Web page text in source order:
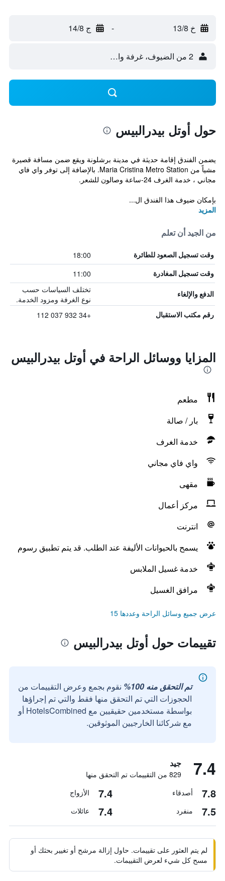
خ 13/8 - ج 14/8
2 من الضيوف، غرفة واحدة
حول أوتل بيدرالبيس
يضمن الفندق إقامة حديثة في مدينة برشلونة ويقع ضمن مسافة قصيرة
مشياً من Maria Cristina Metro Station. بالإضافة إلى توفر واي فاي
مجاني ، خدمة الغرف 24-ساعة وصالون للشعر.
بإمكان ضيوف هذا الفندق ال...
المزيد
من الجيد أن تعلم
وقت تسجيل الصعود للطائرة 18:00
وقت تسجيل المغادرة 11:00
الدفع والإلغاء
تختلف السياسات حسب
نوع الغرفة ومزود الخدمة.
رقم مكتب الاستقبال +34 932 037 112
المزايا ووسائل الراحة في أوتل بيدرالبيس
مطعم
بار / صالة
خدمة الغرف
واي فاي مجاني
مقهى
مركز أعمال
انترنت
يسمح بالحيوانات الأليفة عند الطلب. قد يتم تطبيق رسوم
خدمة غسيل الملابس
مرافق الغسيل
عرض جميع وسائل الراحة وعددها 15
تقييمات حول أوتل بيدرالبيس
تم التحقق منه 100%
نقوم بجمع وعرض التقييمات من
الحجوزات التي تم التحقق منها فقط والتي تم إجراؤها
بواسطة مستخدمين حقيقيين مع HotelsCombined أو
مع شركائنا الخارجيين الموثوقين.
7.4 جيد
829 من التقييمات تم التحقق منها
7.8 أصدقاء 7.4 الأزواج
7.5 منفرد 7.4 عائلات
لم يتم العثور على تقييمات. حاول إزالة مرشح أو تغيير بحثك أو
مسح كل شيء لعرض التقييمات.